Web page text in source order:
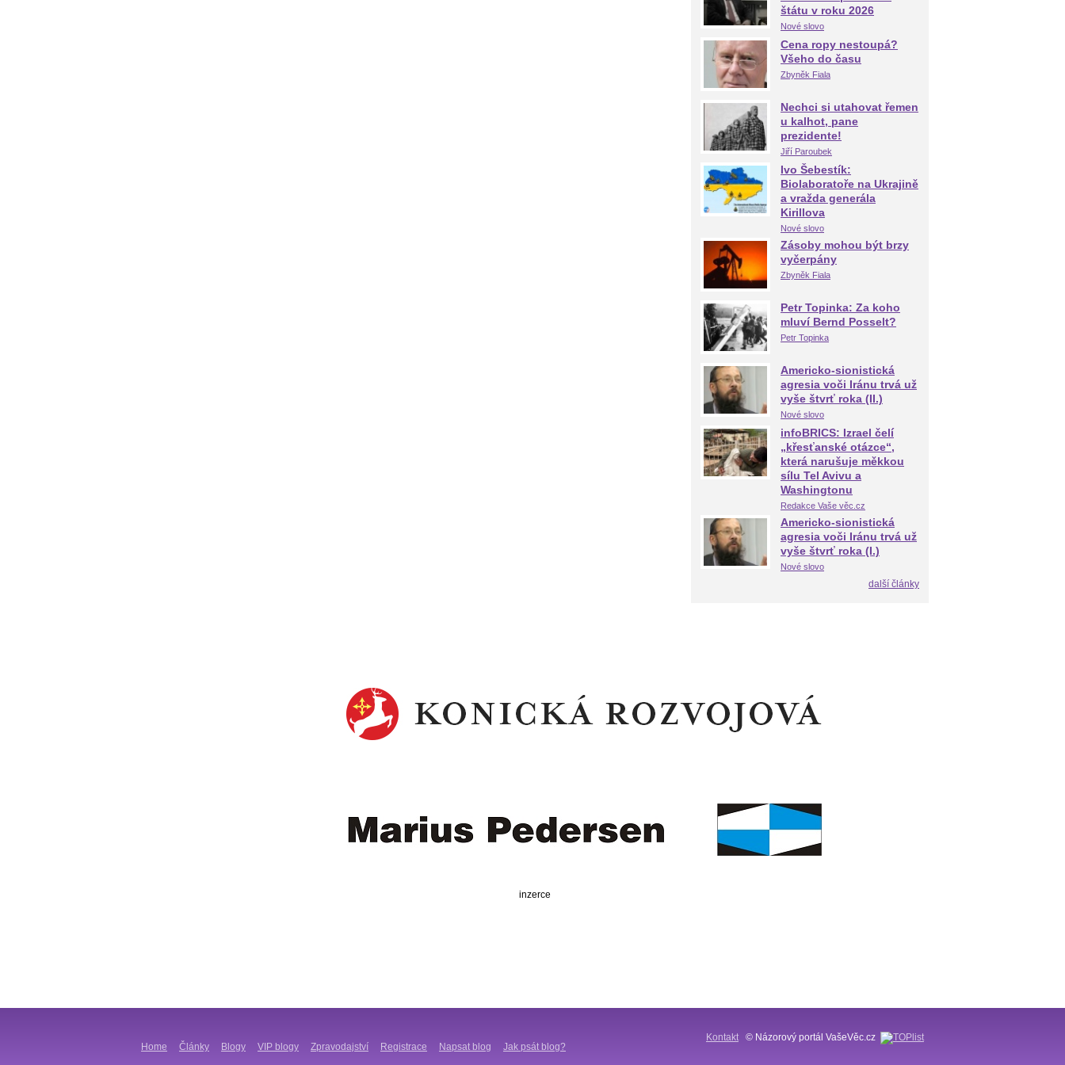
štátu v roku 2026
Nové slovo
Cena ropy nestoupá?
Všeho do času
Zbyněk Fiala
Nechci si utahovat řemen
u kalhot, pane
prezidente!
Jiří Paroubek
Ivo Šebestík:
Biolaboratoře na Ukrajině
a vražda generála
Kirillova
Nové slovo
Zásoby mohou být brzy
vyčerpány
Zbyněk Fiala
Petr Topinka: Za koho
mluví Bernd Posselt?
Petr Topinka
Americko-sionistická
agresia voči Iránu trvá už
vyše štvrť roka (II.)
Nové slovo
infoBRICS: Izrael čelí
„křesťanské otázce“,
která narušuje měkkou
sílu Tel Avivu a
Washingtonu
Redakce Vaše věc.cz
Americko-sionistická
agresia voči Iránu trvá už
vyše štvrť roka (I.)
Nové slovo
další články
inzerce
Home Články Blogy VIP blogy Zpravodajství Registrace Napsat blog Jak psát blog?
Kontakt © Názorový portál VašeVěc.cz